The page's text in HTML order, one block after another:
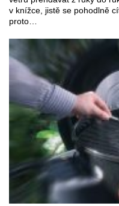
v knížce, jistě se pohodlně
proto…